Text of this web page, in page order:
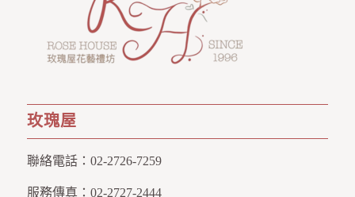
玫瑰屋
聯絡電話： 02-2726-7259
服務傳真： 02-2727-2444